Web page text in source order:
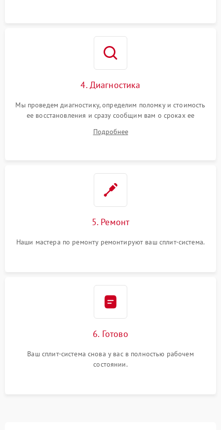
4. Диагностика
Мы проведем диагностику, определим поломку и стоимость
ее восстановления и сразу сообщим вам о сроках ее
Подробнее
5. Ремонт
Наши мастера по ремонту ремонтируют ваш сплит-система.
6. Готово
Ваш сплит-система снова у вас в полностью рабочем
состоянии.